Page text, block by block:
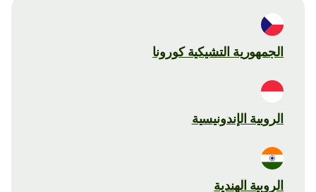
الجمهورية التشيكية كورونا
الروبية الإندونيسية
الروبية الهندية